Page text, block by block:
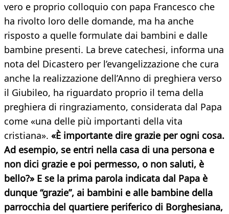
vero e proprio colloquio con papa Francesco che
ha rivolto loro delle domande, ma ha anche
risposto a quelle formulate dai bambini e dalle
bambine presenti. La breve catechesi, informa una
nota del Dicastero per l’evangelizzazione che cura
anche la realizzazione dell’Anno di preghiera verso
il Giubileo, ha riguardato proprio il tema della
preghiera di ringraziamento, considerata dal Papa
come «una delle più importanti della vita
cristiana». «È importante dire grazie per ogni cosa.
Ad esempio, se entri nella casa di una persona e
non dici grazie e poi permesso, o non saluti, è
bello?» E se la prima parola indicata dal Papa è
dunque “grazie”, ai bambini e alle bambine della
parrocchia del quartiere periferico di Borghesiana,